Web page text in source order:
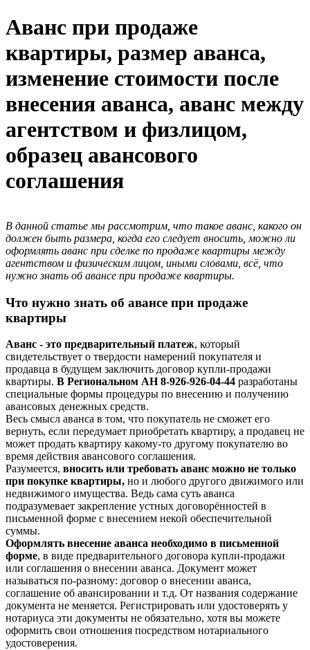
Аванс при продаже
квартиры, размер аванса,
изменение стоимости после
внесения аванса, аванс между
агентством и физлицом,
образец авансового
соглашения
В данной статье мы рассмотрим, что такое аванс, какого он
должен быть размера, когда его следует вносить, можно ли
оформлять аванс при сделке по продаже квартиры между
агентством и физическим лицом, иными словами, всё, что
нужно знать об авансе при продаже квартиры.
Что нужно знать об авансе при продаже
квартиры
Аванс - это предварительный платеж, который
свидетельствует о твердости намерений покупателя и
продавца в будущем заключить договор купли-продажи
квартиры. В Региональном АН 8-926-926-04-44 разработаны
специальные формы процедуры по внесению и получению
авансовых денежных средств.
Весь смысл аванса в том, что покупатель не сможет его
вернуть, если передумает приобретать квартиру, а продавец не
может продать квартиру какому-то другому покупателю во
время действия авансового соглашения.
Разумеется, вносить или требовать аванс можно не только
при покупке квартиры, но и любого другого движимого или
недвижимого имущества. Ведь сама суть аванса
подразумевает закрепление устных договорённостей в
письменной форме с внесением некой обеспечительной
суммы.
Оформлять внесение аванса необходимо в письменной
форме, в виде предварительного договора купли-продажи
или соглашения о внесении аванса. Документ может
называться по-разному: договор о внесении аванса,
соглашение об авансировании и т.д. От названия содержание
документа не меняется. Регистрировать или удостоверять у
нотариуса эти документы не обязательно, хотя вы можете
оформить свои отношения посредством нотариального
удостоверения.